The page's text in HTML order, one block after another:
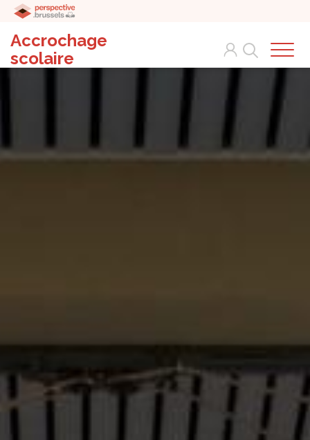
Accrochage
scolaire
Search